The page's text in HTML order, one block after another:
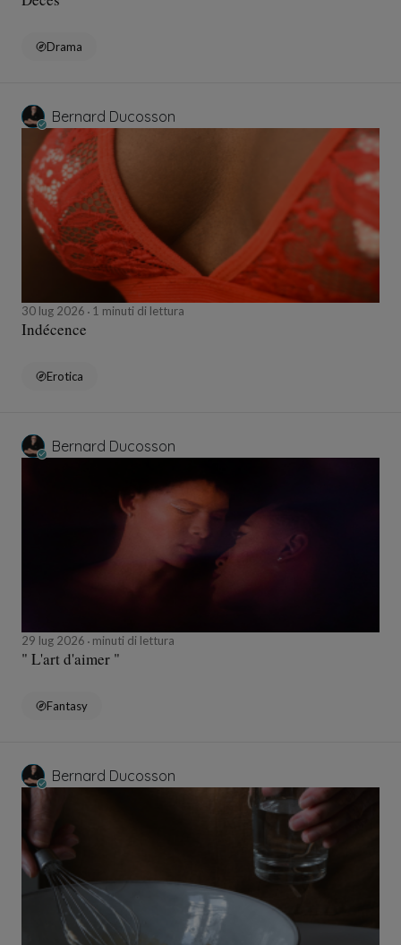
Drama
Bernard Ducosson
30 lug 2026 1 minuti di lettura
Indécence
Erotica
Bernard Ducosson
29 lug 2026 minuti di lettura
" L'art d'aimer "
Fantasy
Bernard Ducosson